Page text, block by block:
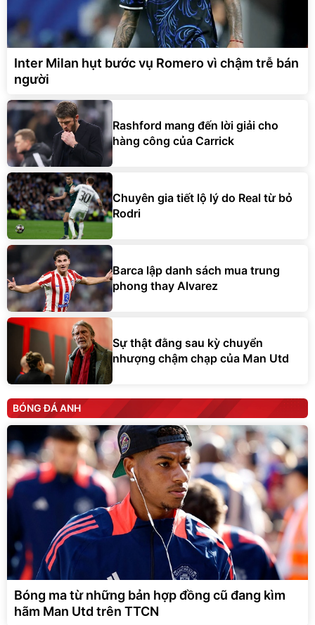
Inter Milan hụt bước vụ Romero vì chậm trễ bán
người
Rashford mang đến lời giải cho
hàng công của Carrick
Chuyên gia tiết lộ lý do Real từ bỏ
Rodri
Barca lập danh sách mua trung
phong thay Alvarez
Sự thật đằng sau kỳ chuyển
nhượng chậm chạp của Man Utd
BÓNG ĐÁ ANH
Bóng ma từ những bản hợp đồng cũ đang kìm
hãm Man Utd trên TTCN